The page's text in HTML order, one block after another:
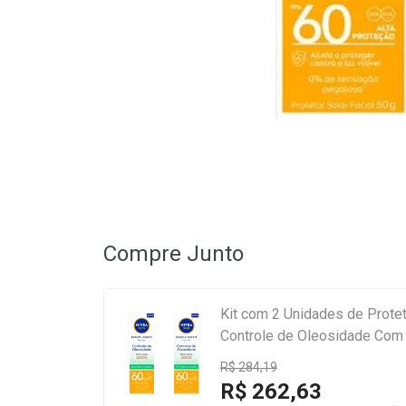
Compre Junto
Kit com 2 Unidades de
Controle de Oleosidade
R$ 284,19
R$ 262,63